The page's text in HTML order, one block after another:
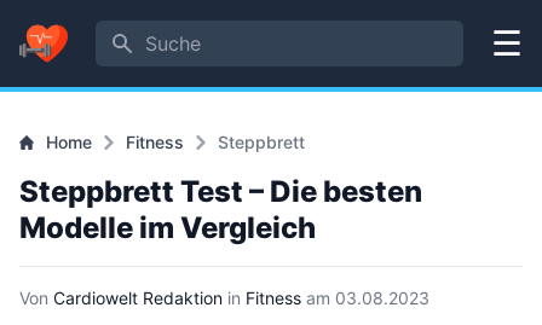
Suche
Menü
Home Fitness Steppbrett
Steppbrett Test – Die besten
Modelle im Vergleich
Von Cardiowelt Redaktion in Fitness am 03.08.2023